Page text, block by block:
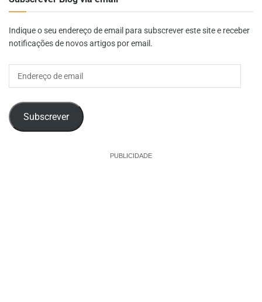
Indique o seu endereço de email para subscrever este site e receber
notificações de novos artigos por email.
Subscrever
PUBLICIDADE